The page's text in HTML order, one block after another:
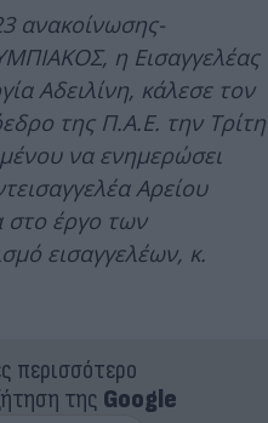
ανακοίνωσης-
η Εισαγγελέας
Αδειλίνη, κάλεσε τον
της Π.Α.Ε. την Τρίτη
να ενημερώσει
Αρείου
στο έργο των
εισαγγελέων, κ.
περισσότερο
της Google